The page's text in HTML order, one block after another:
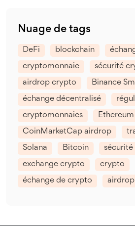
Nuage de tags
DeFi blockchain
cryptomonnaie sécurité
airdrop crypto Binance
échange décentralisé
cryptomonnaies Ethereum
CoinMarketCap airdrop
Solana Bitcoin sécurité
exchange crypto crypto
échange de crypto